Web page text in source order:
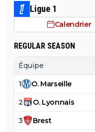
Ligue 1
Calendrier
REGULAR SEASON
Équipe
1 O. Marseille
2 O. Lyonnais
3 Brest